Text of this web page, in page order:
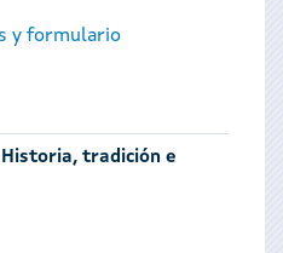
y formulario
tradición e